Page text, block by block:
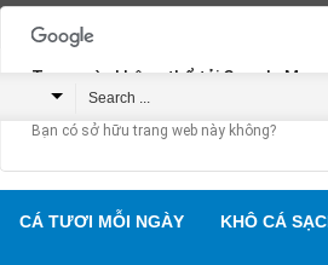
Hải Sản Gành Cá
CÁ TƯƠI MỖI NGÀY KHÔ CÁ
Trang này không thể tải Google Maps
Bạn có sở hữu trang web này không?